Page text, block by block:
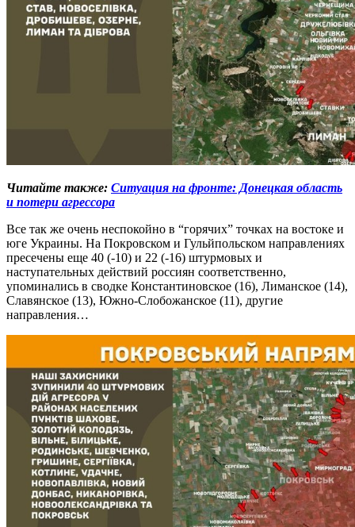
Читайте также: Ситуация на фронте: Донецкая область
и потери агрессора
Все так же очень неспокойно в “горячих” точках на востоке и
юге Украины. На Покровском и Гульйпольском направлениях
пресечены еще 40 (-10) и 22 (-16) штурмовых и
наступательных действий россиян соответственно,
упоминались в сводке Константиновское (16), Лиманское (14),
Славянское (13), Южно-Слобожанское (11), другие
направления…